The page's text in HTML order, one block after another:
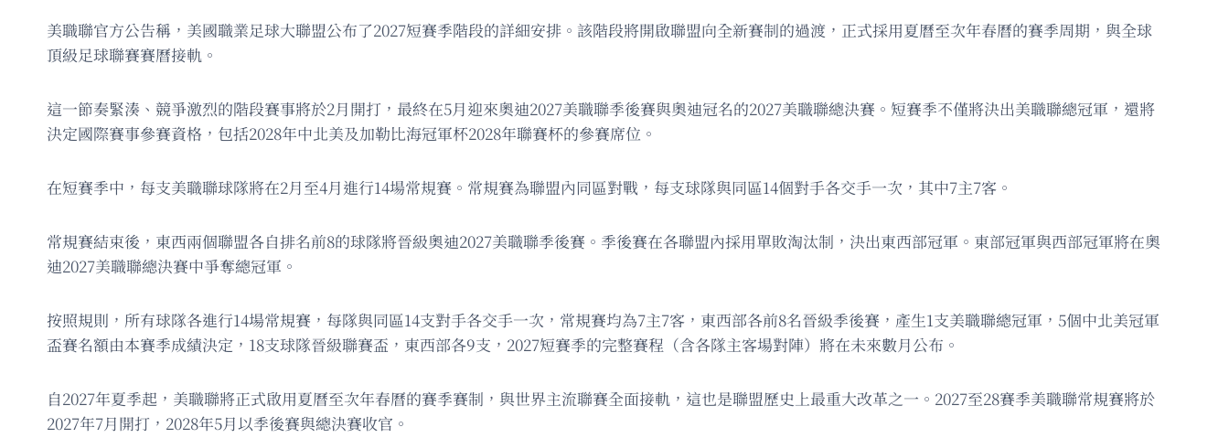
美職聯官方公告稱，美國職業足球大聯盟公布了2027短賽季階段的詳細安排。該階段將開啟聯盟向全新賽制的過渡，正式採用夏曆至次年春曆的賽季周期，與全球
頂級足球聯賽賽曆接軌。
這一節奏緊湊、競爭激烈的階段賽事將於2月開打，最終在5月迎來奧迪2027美職聯季後賽與奧迪冠名的2027美職聯總決賽。短賽季不僅將決出美職聯總冠軍，還將
決定國際賽事參賽資格，包括2028年中北美及加勒比海冠軍杯2028年聯賽杯的參賽席位。
在短賽季中，每支美職聯球隊將在2月至4月進行14場常規賽。常規賽為聯盟內同區對戰，每支球隊與同區14個對手各交手一次，其中7主7客。
常規賽結束後，東西兩個聯盟各自排名前8的球隊將晉級奧迪2027美職聯季後賽。季後賽在各聯盟內採用單敗淘汰制，決出東西部冠軍。東部冠軍與西部冠軍將在奧
迪2027美職聯總決賽中爭奪總冠軍。
按照規則，所有球隊各進行14場常規賽，每隊與同區14支對手各交手一次，常規賽均為7主7客，東西部各前8名晉級季後賽，產生1支美職聯總冠軍，5個中北美冠軍
盃賽名額由本賽季成績決定，18支球隊晉級聯賽盃，東西部各9支，2027短賽季的完整賽程（含各隊主客場對陣）將在未來數月公布。
自2027年夏季起，美職聯將正式啟用夏曆至次年春曆的賽季賽制，與世界主流聯賽全面接軌，這也是聯盟歷史上最重大改革之一。2027至28賽季美職聯常規賽將於
2027年7月開打，2028年5月以季後賽與總決賽收官。